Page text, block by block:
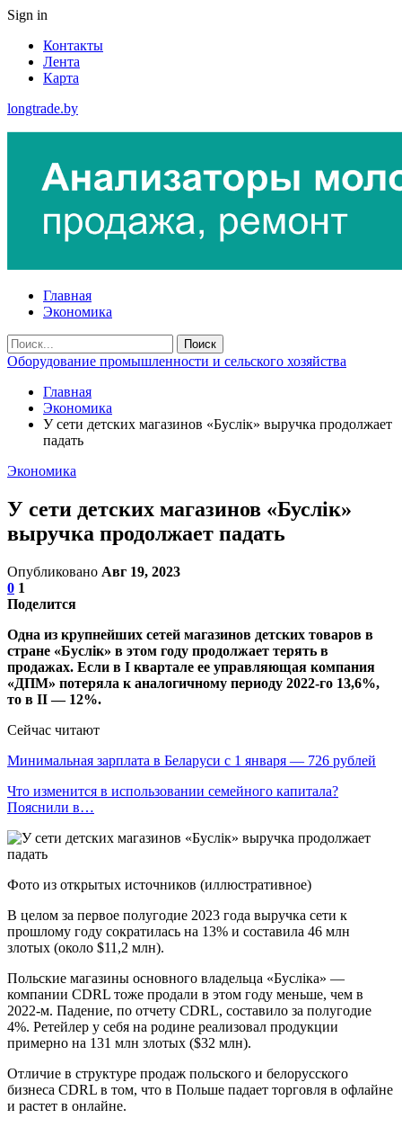
Sign in
Контакты
Лента
Карта
longtrade.by
Главная
Экономика
Оборудование промышленности и сельского хозяйства
Главная
Экономика
У сети детских магазинов «Буслiк» выручка продолжает
падать
Экономика
У сети детских магазинов «Буслiк»
выручка продолжает падать
Опубликовано Авг 19, 2023
0 1
Поделится
Одна из крупнейших сетей магазинов детских товаров в
стране «Буслiк» в этом году продолжает терять в
продажах. Если в I квартале ее управляющая компания
«ДПМ» потеряла к аналогичному периоду 2022-го 13,6%,
то в II — 12%.
Сейчас читают
Минимальная зарплата в Беларуси с 1 января — 726 рублей
Что изменится в использовании семейного капитала?
Пояснили в…
Фото из открытых источников (иллюстративное)
В целом за первое полугодие 2023 года выручка сети к
прошлому году сократилась на 13% и составила 46 млн
злотых (около $11,2 млн).
Польские магазины основного владельца «Буслiка» —
компании CDRL тоже продали в этом году меньше, чем в
2022-м. Падение, по отчету CDRL, составило за полугодие
4%. Ретейлер у себя на родине реализовал продукции
примерно на 131 млн злотых ($32 млн).
Отличие в структуре продаж польского и белорусского
бизнеса CDRL в том, что в Польше падает торговля в офлайне
и растет в онлайне.